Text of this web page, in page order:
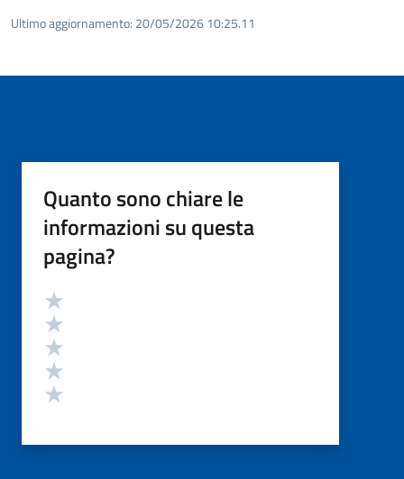
Ultimo aggiornamento: 20/05/2026 10:25.11
Quanto sono chiare le
informazioni su questa
pagina?
Valutazione